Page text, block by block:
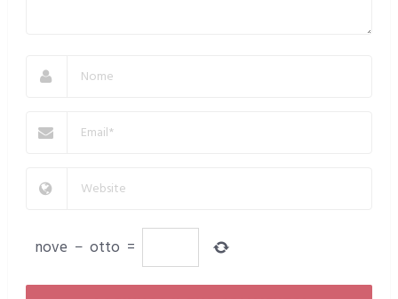
nove − otto =